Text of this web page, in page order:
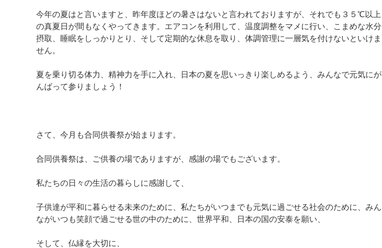
今年の夏はと言いますと、昨年度ほどの暑さはないと言われておりますが、それでも３５℃以上
の真夏日が間もなくやってきます。エアコンを利用して、温度調整をマメに行い、こまめな水分
摂取、睡眠をしっかりとり、そして定期的な休息を取り、体調管理に一層気を付けないといけま
せん。
夏を乗り切る体力、精神力を手に入れ、日本の夏を思いっきり楽しめるよう、みんなで元気にが
んばって参りましょう！
さて、今月も合同供養祭が始まります。
合同供養祭は、ご供養の場でありますが、感謝の場でもございます。
私たちの日々の生活の暮らしに感謝して、
子供達が平和に暮らせる未来のために、私たちがいつまでも元気に過ごせる社会のために、みん
ながいつも笑顔で過ごせる世の中のために、世界平和、日本の国の安泰を願い、
そして、仏縁を大切に、